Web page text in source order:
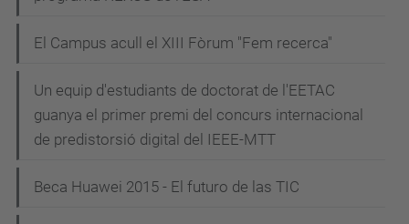
El Campus acull el XIII Fòrum "Fem recerca"
Un equip d'estudiants de doctorat de l'EETAC
guanya el primer premi del concurs internacional
de predistorsió digital del IEEE-MTT
Beca Huawei 2015 - El futuro de las TIC